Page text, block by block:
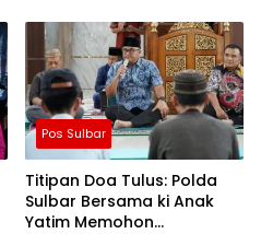
Evaluasi Perjalanan
Dakwah
Pos Sulbar
Titipan Doa Tulus: Polda
Sulbar Bersama ki Anak
Yatim Memohon